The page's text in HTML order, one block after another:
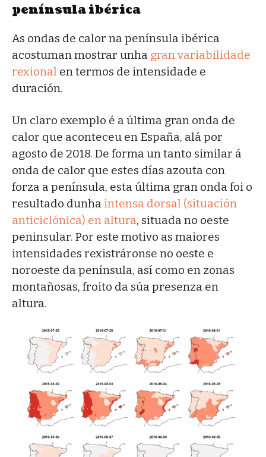
península ibérica
As ondas de calor na península ibérica
acostuman mostrar unha gran variabilidade
rexional en termos de intensidade e
duración.
Un claro exemplo é a última gran onda de
calor que aconteceu en España, alá por
agosto de 2018. De forma un tanto similar á
onda de calor que estes días azouta con
forza a península, esta última gran onda foi o
resultado dunha intensa dorsal (situación
anticiclónica) en altura, situada no oeste
peninsular. Por este motivo as maiores
intensidades rexistráronse no oeste e
noroeste da península, así como en zonas
montañosas, froito da súa presenza en
altura.